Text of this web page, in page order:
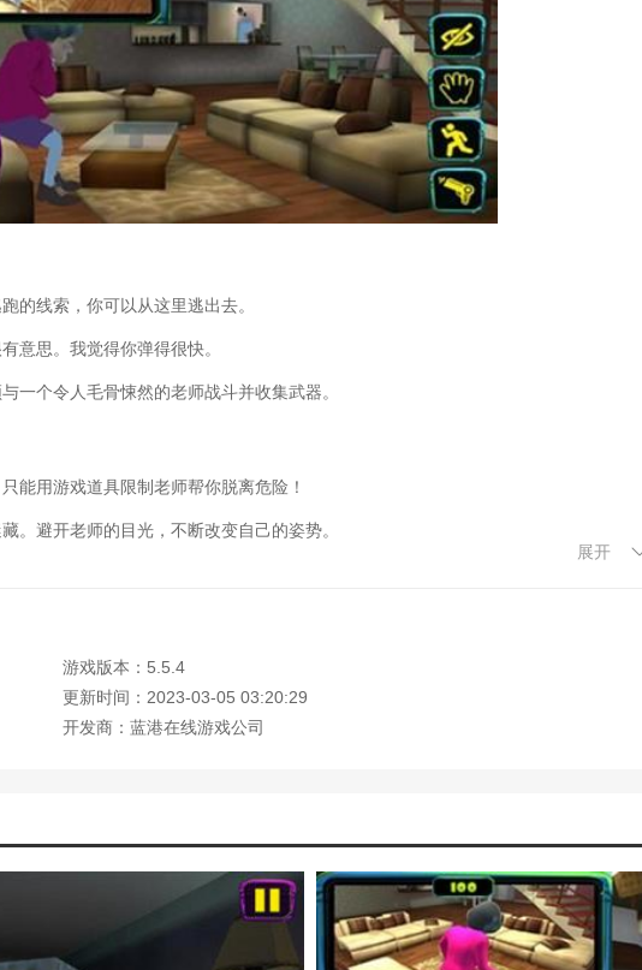
帝攻略(帝皇游戏完整攻略)
侠客风云传攻略(侠客风云传手机版完整攻略)
节恐怖学校攻略(恐怖学校白色情人节超现实难度攻略)
士攻略(手游恐怖护士攻略下载)
脱第三关攻略(密室逃脱3完整攻略)
怖之旅游戏攻略(外星来客恐怖之旅游戏攻略第一关)
机游戏秘籍(无限恐怖单机游戏秘籍怎么用)
戏完整版攻略(寻秦记小游戏)
游戏攻略(僵尸恐怖爷爷)
下载(x战警天启免费完整版)
脱游戏攻略(逃出医院的恐怖游戏)
城旅游全游戏攻略秘籍(横店影视城旅游攻略完整版)
游戏攻略秘籍(恐怖大厅VR攻略)
脱游戏攻略(恐怖密室逃脱游戏攻略大全)
凶宅惊魂游戏攻略解说(恐怖游戏凶宅惊魂游戏攻略解说大
战传奇游戏攻略(乐高星球大战完整版传奇)
游完整攻略(倩女幽魂手游完整攻略图)
绳子2的完整攻略(割绳子2全部关卡攻略图解)
节恐怖学校攻略(恐怖学校白色情人节手游攻略图解)
存解密游戏攻略(恐怖生存手机游戏)
游ol平民攻略(造梦西游ol完整攻略)
的线索，你可以从这里逃出去。
意思。我觉得你弹得很快。
一个令人毛骨悚然的老师战斗并收集武器。
能用游戏道具限制老师帮你脱离危险！
。避开老师的目光，不断改变自己的姿势。
会被带回去接受惩罚。充满智慧和勇气的游戏。
展开
游戏版本：5.5.4
更新时间：2023-03-05 03:20:29
开发商：蓝港在线游戏公司